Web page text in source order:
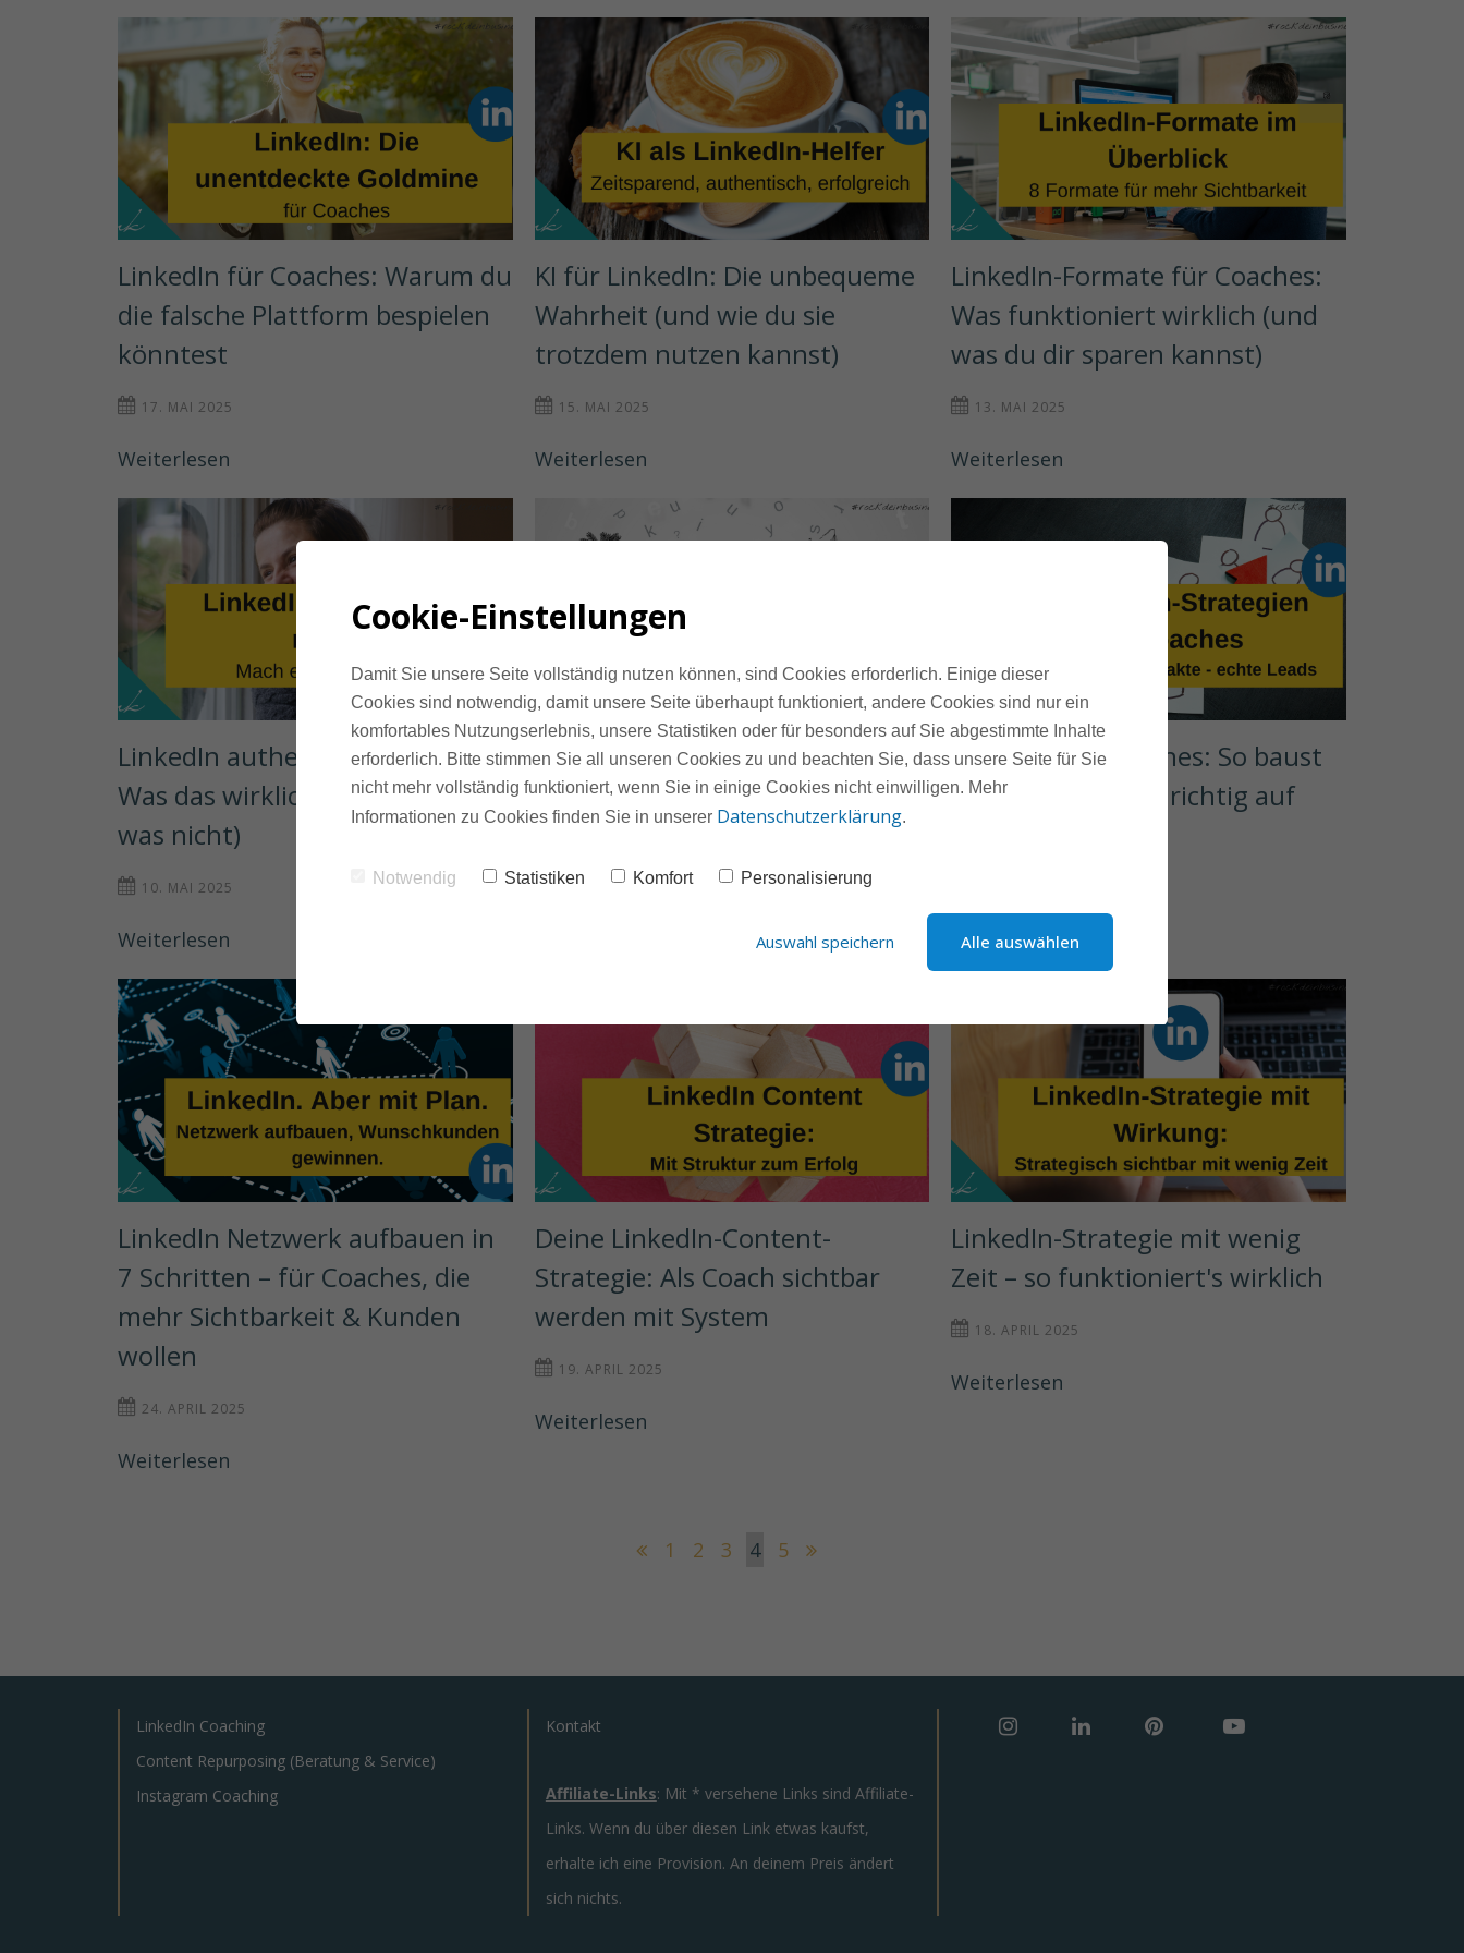
LinkedIn für Coaches: Warum du
die falsche Plattform bespielen
könntest
17. MAI 2025
Weiterlesen
KI für LinkedIn: Die unbequeme
Wahrheit (und wie du sie
trotzdem nutzen kannst)
15. MAI 2025
Weiterlesen
LinkedIn-Formate für Coaches:
Was funktioniert wirklich (und
was du dir sparen kannst)
13. MAI 2025
Weiterlesen
LinkedIn authentisch nutzen:
Was das wirklich bedeutet (und
was nicht)
10. MAI 2025
Weiterlesen
Mit Storytelling auf LinkedIn
zum Experten werden
LinkedIn für Coaches: So baust
du dein Netzwerk richtig auf
LinkedIn Netzwerk aufbauen in
7 Schritten – für Coaches, die
mehr Sichtbarkeit & Kunden
wollen
24. APRIL 2025
Weiterlesen
Deine LinkedIn-Content-
Strategie: Als Coach sichtbar
werden mit System
19. APRIL 2025
Weiterlesen
LinkedIn-Strategie mit wenig
Zeit – so funktioniert's wirklich
18. APRIL 2025
Weiterlesen
1 2 3 4 5
LinkedIn Coaching
Content Repurposing (Beratung & Service)
Instagram Coaching
Kontakt
Affiliate-Links: Mit * versehene Links sind Affiliate-
Links. Wenn du über diesen Link etwas kaufst,
erhalte ich eine Provision. An deinem Preis ändert
sich nichts.
Cookie-Einstellungen
Damit Sie unsere Seite vollständig nutzen können, sind Cookies erforderlich. Einige dieser
Cookies sind notwendig, damit unsere Seite überhaupt funktioniert, andere Cookies sind nur ein
komfortables Nutzungserlebnis, unsere Statistiken oder für besonders auf Sie abgestimmte Inhalte
erforderlich. Bitte stimmen Sie all unseren Cookies zu und beachten Sie, dass unsere Seite für Sie
nicht mehr vollständig funktioniert, wenn Sie in einige Cookies nicht einwilligen. Mehr
Informationen zu Cookies finden Sie in unserer Datenschutzerklärung.
Notwendig Statistiken Komfort Personalisierung
Auswahl speichern Alle auswählen